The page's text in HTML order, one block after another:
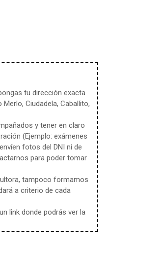
tu dirección exacta
Ciudadela, Caballito,
y tener en claro
(Ejemplo: exámenes
fotos del DNI ni de
para poder tomar
tampoco formamos
a criterio de cada
link donde podrás ver la